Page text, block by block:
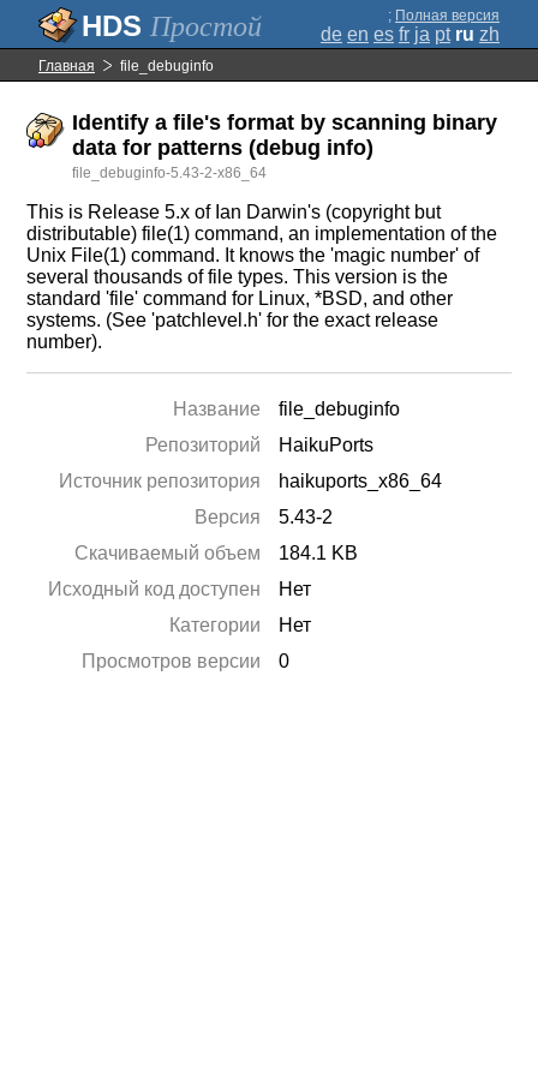
Простой ; Полная версия
de en es fr ja pt ru zh
Главная file_debuginfo
Identify a file's format by scanning binary
data for patterns (debug info)
file_debuginfo-5.43-2-x86_64
This is Release 5.x of Ian Darwin's (copyright but
distributable) file(1) command, an implementation of the
Unix File(1) command. It knows the 'magic number' of
several thousands of file types. This version is the
standard 'file' command for Linux, *BSD, and other
systems. (See 'patchlevel.h' for the exact release
number).
Название
file_debuginfo
Репозиторий
HaikuPorts
Источник репозитория
haikuports_x86_64
Версия
5.43-2
Скачиваемый объем
184.1 KB
Исходный код доступен
Нет
Категории
Нет
Просмотров версии
0